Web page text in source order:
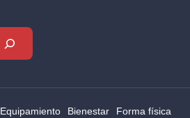
Equipamiento Bienestar Forma física